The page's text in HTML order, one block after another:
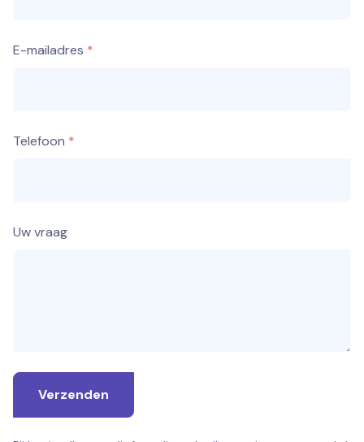
E-mailadres
Telefoon
Uw vraag
Verzenden